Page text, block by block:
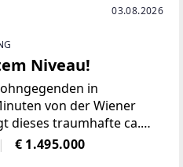
03.08.2026
Niveau!
in
von der Wiener
dieses traumhafte ca.
mit einem
€ 1.495.000